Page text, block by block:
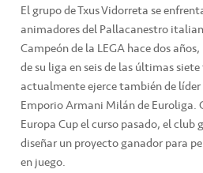
El grupo de Txus Vidorreta se
animadores del Pallacanestro
Campeón de la LEGA hace dos
de su liga en seis de las últimas
actualmente ejerce también de
Emporio Armani Milán de Euroliga.
Europa Cup el curso pasado, el
diseñar un proyecto ganador para
en juego.